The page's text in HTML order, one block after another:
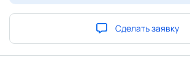
Сделать заявку